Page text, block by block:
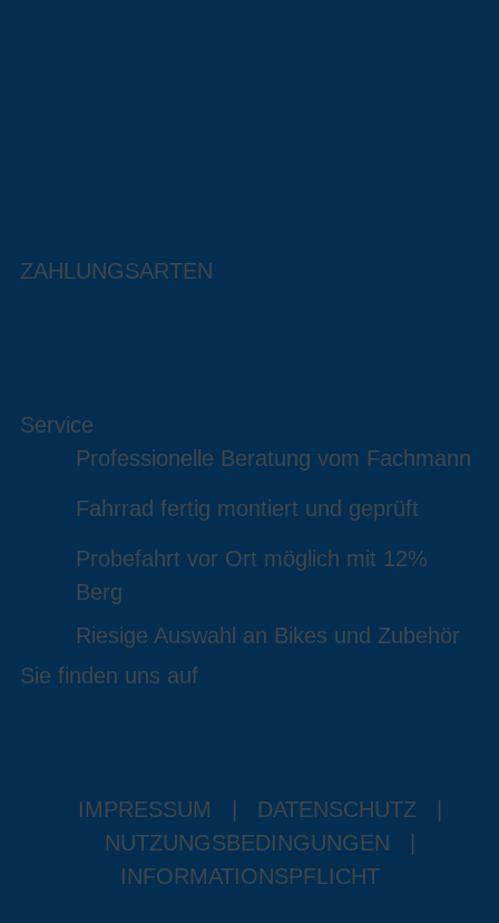
ZAHLUNGSARTEN
Service
Professionelle Beratung vom Fachmann
Fahrrad fertig montiert und geprüft
Probefahrt vor Ort möglich mit 12%
Berg
Riesige Auswahl an Bikes und Zubehör
Sie finden uns auf
IMPRESSUM DATENSCHUTZ
NUTZUNGSBEDINGUNGEN
INFORMATIONSPFLICHT